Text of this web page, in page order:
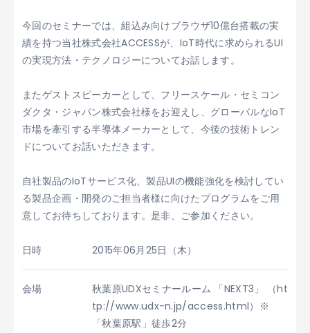
今回のセミナーでは、組込み向けブラウザ10億台搭載の実
績を持つ当社株式会社ACCESSが、IoT時代に求められるUI
の実現方法・テクノロジーについてお話します。
またゲストスピーカーとして、フリースケール・セミコン
ダクタ・ ジャパン株式会社様をお迎えし、 グローバルなIoT
市場を牽引する半導体メーカーとして、 今後の技術トレン
ドについてお話いただきます。
自社製品のIoTサービス化、製品UIの機能強化を検討してい
る製品企画・開発のご担当者様に向けたプログラムをご用
意してお待ちしております。是非、ご参加ください。
日時 2015年06月25日（木）
会場
秋葉原UDXセミナールーム 「NEXT3」 （ht
tp://www.udx-n.jp/access.html）※
「秋葉原駅」徒歩2分